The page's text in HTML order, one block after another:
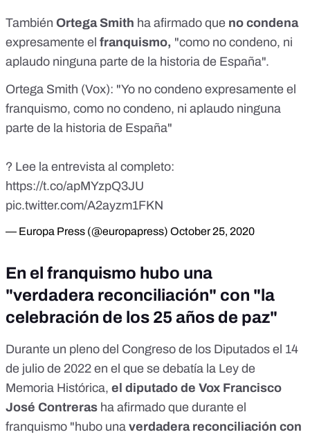
También Ortega Smith ha afirmado que no condena
expresamente el franquismo, "como no condeno, ni
aplaudo ninguna parte de la historia de España".
Ortega Smith (Vox): "Yo no condeno expresamente el
franquismo, como no condeno, ni aplaudo ninguna
parte de la historia de España"
? Lee la entrevista al completo:
https://t.co/apMYzpQ3JU
pic.twitter.com/A2ayzm1FKN
— Europa Press (@europapress) October 25, 2020
En el franquismo hubo una
"verdadera reconciliación" con "la
celebración de los 25 años de paz"
Durante un pleno del Congreso de los Diputados el 14
de julio de 2022 en el que se debatía la Ley de
Memoria Histórica, el diputado de Vox Francisco
José Contreras ha afirmado que durante el
franquismo "hubo una verdadera reconciliación con